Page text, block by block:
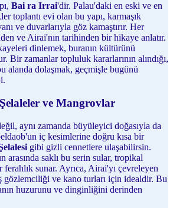
Bai ra Irrai'dir. Palau'daki en eski ve en
toplantı evi olan bu yapı, karmaşık
ve duvarlarıyla göz kamaştırır. Her
ve Airai'nın tarihinden bir hikaye anlatır.
dinlemek, buranın kültürünü
Bir zamanlar topluluk kararlarının alındığı,
alanda dolaşmak, geçmişle bugünü
Şelaleler ve Mangrovlar
aynı zamanda büyüleyici doğasıyla da
iç kesimlerine doğru kısa bir
gibi gizli cennetlere ulaşabilirsin.
arasında saklı bu serin sular, tropikal
ferahlık sunar. Ayrıca, Airai'yı çevreleyen
gözlemciliği ve kano turları için idealdir. Bu
huzurunu ve dinginliğini derinden